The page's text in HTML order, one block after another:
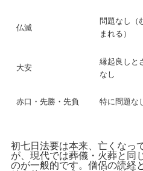
仏滅
問題なし（
まれる）
大安
縁起良しと
なし
赤口・先勝・先負 特に問題な
初七日法要は本来、亡くなっ
が、現代では葬儀・火葬と同
のが一般的です。僧侶の読経